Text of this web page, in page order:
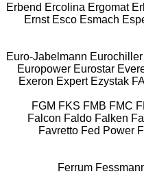
Erbend Ercolina Ergomat
Ernst Esco Esmach
Euro-Jabelmann Eurochiller
Europower Eurostar
Exeron Expert Ezystak
FGM FKS FMB FMC
Falcon Faldo Falken
Favretto Fed Power
Ferrum